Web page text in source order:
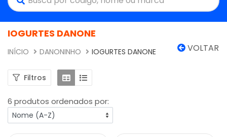
IOGURTES DANONE
VOLTAR
INÍCIO DANONINHO IOGURTES DANONE
Filtros
6 produtos ordenados por: